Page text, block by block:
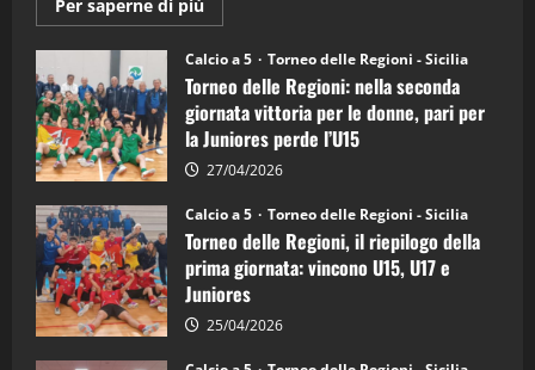
Per saperne di più
informazioni
Torneo
delle
Regioni
di
calcio
a
5:
la
Juniores
è
vicecampione
d’Italia
Calcio a 5 Torneo delle Regioni - Sicilia
Torneo delle Regioni: nella seconda
giornata vittoria per le donne, pari per
la Juniores perde l’U15
27/04/2026
Calcio a 5 Torneo delle Regioni - Sicilia
Torneo delle Regioni, il riepilogo della
prima giornata: vincono U15, U17 e
Juniores
25/04/2026